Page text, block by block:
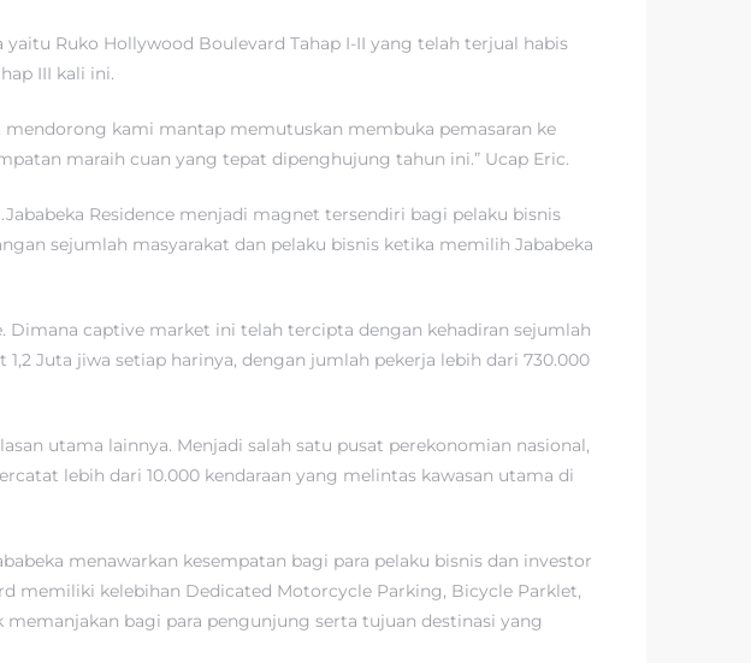
yaitu Ruko Hollywood Boulevard Tahap I-II yang telah terjual habis
III kali ini.
kami mantap memutuskan membuka pemasaran ke
maraih cuan yang tepat dipenghujung tahun ini.” Ucap Eric.
Residence menjadi magnet tersendiri bagi pelaku bisnis
sejumlah masyarakat dan pelaku bisnis ketika memilih Jababeka
Dimana captive market ini telah tercipta dengan kehadiran sejumlah
Juta jiwa setiap harinya, dengan jumlah pekerja lebih dari 730.000
utama lainnya. Menjadi salah satu pusat perekonomian nasional,
lebih dari 10.000 kendaraan yang melintas kawasan utama di
menawarkan kesempatan bagi para pelaku bisnis dan investor
memiliki kelebihan Dedicated Motorcycle Parking, Bicycle Parklet,
bagi para pengunjung serta tujuan destinasi yang